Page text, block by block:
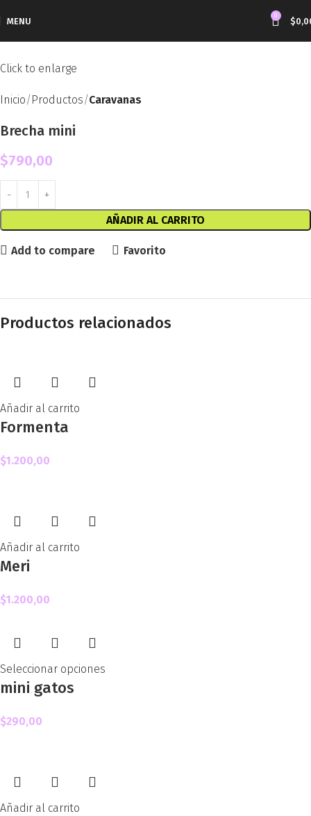
MENU
0
$
Click to enlarge
Inicio Productos Caravanas
Brecha mini
$790,00
AÑADIR AL CARRITO
Add to compare Favorito
Productos relacionados
Añadir al carrito
Formenta
$1.200,00
Añadir al carrito
Meri
$1.200,00
Seleccionar opciones
mini gatos
$290,00
Añadir al carrito